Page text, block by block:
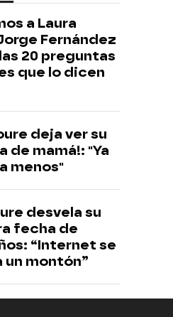
a Laura
Fernández
20 preguntas
que lo dicen
deja ver su
de mamá!: "Ya
menos"
desvela su
fecha de
“Internet se
un montón”